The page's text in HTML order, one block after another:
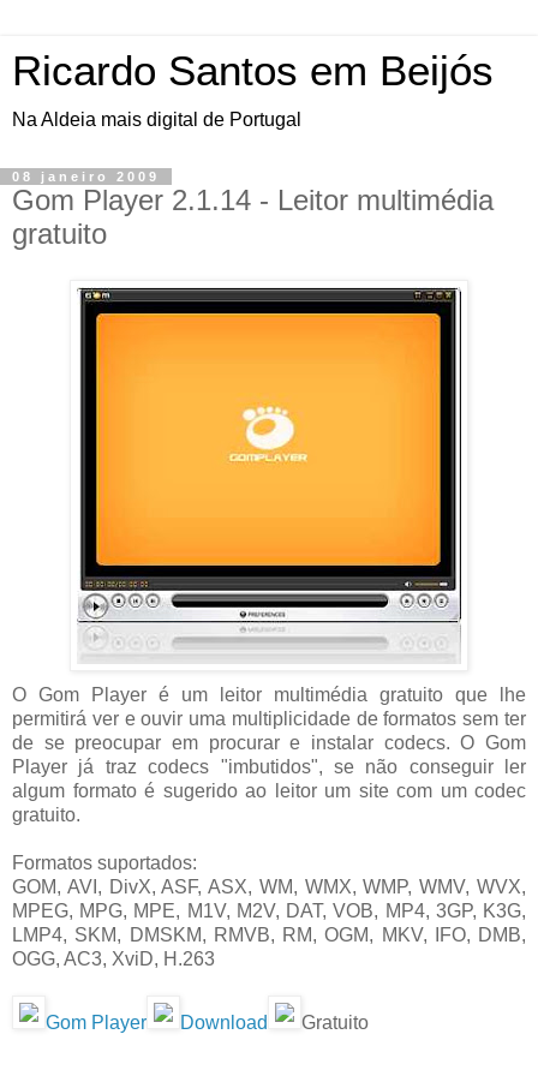
Ricardo Santos em Beijós
Na Aldeia mais digital de Portugal
08 janeiro 2009
Gom Player 2.1.14 - Leitor multimédia
gratuito
O Gom Player é um leitor multimédia gratuito que lhe
permitirá ver e ouvir uma multiplicidade de formatos sem ter
de se preocupar em procurar e instalar codecs. O Gom
Player já traz codecs "imbutidos", se não conseguir ler
algum formato é sugerido ao leitor um site com um codec
gratuito.
Formatos suportados:
GOM, AVI, DivX, ASF, ASX, WM, WMX, WMP, WMV, WVX,
MPEG, MPG, MPE, M1V, M2V, DAT, VOB, MP4, 3GP, K3G,
LMP4, SKM, DMSKM, RMVB, RM, OGM, MKV, IFO, DMB,
OGG, AC3, XviD, H.263
Gom Player Download Gratuito